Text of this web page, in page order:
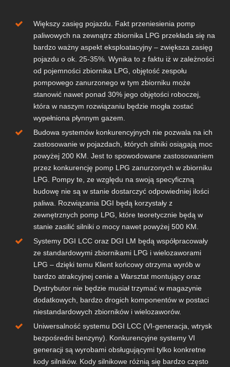
Większy zasięg pojazdu. Fakt przeniesienia pomp
paliwowych na zewnątrz zbiornika LPG przekłada się na
bardzo ważny aspekt eksploatacyjny – zwiększa zasięg
pojazdu o ok. 25-35%. Wynika to z faktu iż w zależności
od pojemności zbiornika LPG, objętość zespołu
pompowego zanurzonego w tym zbiorniku może
stanowić nawet ponad 30% jego objętości roboczej,
która w naszym rozwiązaniu będzie mogła zostać
wypełniona płynnym gazem.
Budowa systemów konkurencyjnych nie pozwala na ich
zastosowanie w pojazdach, których silniki osiągają moc
powyżej 200 KM. Jest to spowodowane zastosowaniem
przez konkurencję pomp LPG zanurzonych w zbiorniku
LPG. Pompy te, ze względu na swoją specyficzną
budowę nie są w stanie dostarczyć odpowiedniej ilości
paliwa. Rozwiązania DGI będą korzystały z
zewnętrznych pomp LPG, które teoretycznie będą w
stanie zasilić silniki o mocy nawet powyżej 500 KM.
Systemy DGI LCC oraz DGI LM będą współpracowały
ze standardowymi zbiornikami LPG i wielozaworami
LPG – dzięki temu Klient końcowy otrzyma wyrób w
bardzo atrakcyjnej cenie a Warsztat montujący oraz
Dystrybutor nie będzie musiał trzymać w magazynie
dodatkowych, bardzo drogich komponentów w postaci
niestandardowych zbiorników i wielozaworów.
Uniwersalność systemu DGI LCC (VI-generacja, wtrysk
bezpośredni benzyny). Konkurencyjne systemy VI
generacji są wyrobami obsługującymi tylko konkretne
kody silników. Kody silnikowe różnią się bardzo często